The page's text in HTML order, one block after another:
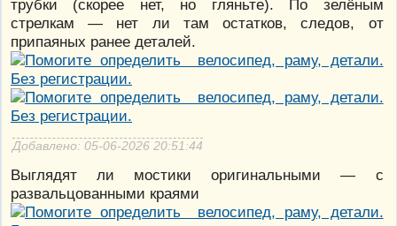
трубки (скорее нет, но гляньте). По зелёным
стрелкам — нет ли там остатков, следов, от
припаяных ранее деталей.
Добавлено: 05-06-2026 20:51:44
Выглядят ли мостики оригинальными — с
развальцованными краями